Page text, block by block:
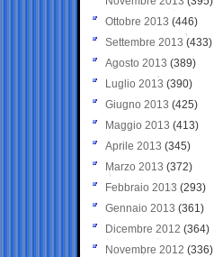
Ottobre 2013 (446)
Settembre 2013 (433)
Agosto 2013 (389)
Luglio 2013 (390)
Giugno 2013 (425)
Maggio 2013 (413)
Aprile 2013 (345)
Marzo 2013 (372)
Febbraio 2013 (293)
Gennaio 2013 (361)
Dicembre 2012 (364)
Novembre 2012 (336)